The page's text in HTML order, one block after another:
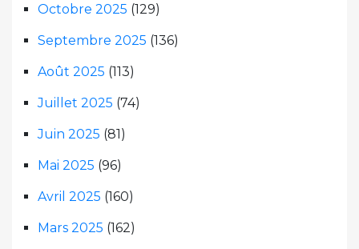
Octobre 2025 (129)
Septembre 2025 (136)
Août 2025 (113)
Juillet 2025 (74)
Juin 2025 (81)
Mai 2025 (96)
Avril 2025 (160)
Mars 2025 (162)